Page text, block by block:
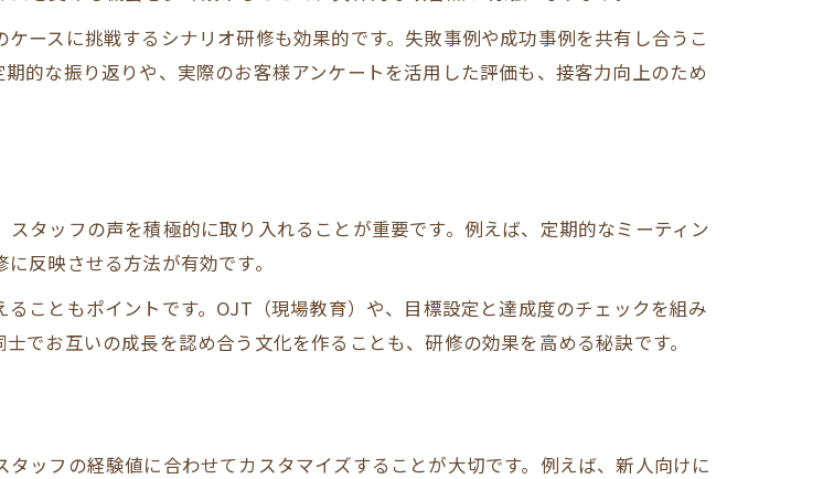
修で高まる協力体制の秘訣
感を生む研修内容の工夫
実感するチームワーク養成研修
飲食店研修のメリットと効果
得られるレストランの信頼感
ス研修で築く職場の安心体制
自信を育てる研修内容の工夫
ースに挑戦するシナリオ研修も効果的です。失敗事例や成功事例を共有し合うこ
的な振り返りや、実際のお客様アンケートを活用した評価も、接客力向上のため
タッフの声を積極的に取り入れることが重要です。例えば、定期的なミーティン
反映させる方法が有効です。
こともポイントです。OJT（現場教育）や、目標設定と達成度のチェックを組み
でお互いの成長を認め合う文化を作ることも、研修の効果を高める秘訣です。
ッフの経験値に合わせてカスタマイズすることが大切です。例えば、新人向けに